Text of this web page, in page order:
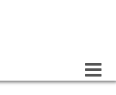
Toggle